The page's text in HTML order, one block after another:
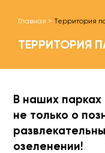
Главная > Территория
ТЕРРИТОРИЯ
В наших
не только о
озеленении!